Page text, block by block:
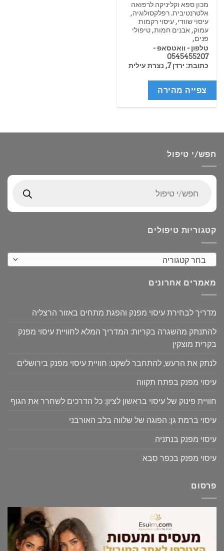
מכון ספא וקליניקה לרפואה
אלטרנטיבית. רפלקסולוגיה,
עיסוי שוודי, עיסוי רקמות
עמוק, אבנים חמות, טיפולי
פנים,
טלפון - וואטסאפ -
0545455207
כתובת: ירדן 7, נצרת עילית
צפייה מהירה
חפש/י טיפול
search
קטגוריות טיפולים
בחר קטגוריה
מאמרים אחרונים
מדריך לבחירת עיסוי מפנק והפגת מתחים באזור הרצליה
להתנתק מהשגרה בקריות: המדריך המלא לחוויית עיסוי מפנק
בקרית מוצקין
לנתק את הרעש, להתחבר לשקט: חוויית עיסוי מפנק בירושלים
עיסוי מפנק בפתח תקווה
חוויית פינוק של עיסוי בראשון לציון: כל הדרכים לשחרר את הגוף
עיסוי ברמת גן: הפוגה של שלווה בלב האורבני
עיסוי מפנק בנתניה
עיסוי מפנק בכפר סבא
פרסום